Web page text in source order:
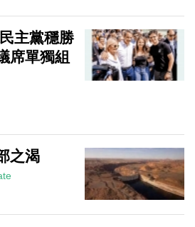
主黨穩勝
席單獨組
之渴